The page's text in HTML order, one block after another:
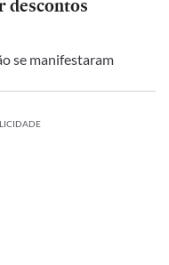
descontos
se manifestaram